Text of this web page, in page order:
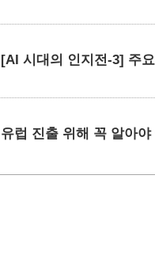
[AI 시대의 인지전-3] 주
유럽 진출 위해 꼭 알아야